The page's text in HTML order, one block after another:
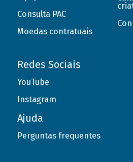
Consulta PAC
Moedas contratuais
Redes Sociais
YouTube
Instagram
Ajuda
Perguntas frequentes